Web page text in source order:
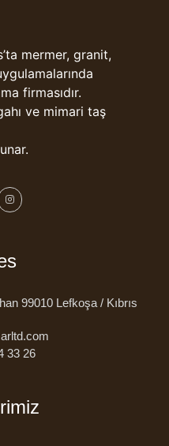
mermer, granit,
firmasıdır.
ve mimari taş
99010 Lefkoşa / Kıbrıs
33 26